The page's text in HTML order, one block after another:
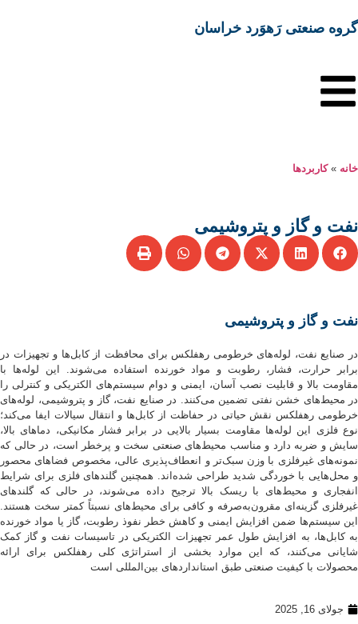
گروه صنعتی رَهوَرد خراسان
خانه »کاربردها
نفت و گاز و پتروشیمی
نفت و گاز و پتروشیمی
در صنایع نفت، لوله‌های خرطومی رهفلکس برای محافظت از کابل‌ها و تجهیزات در
برابر حرارت، فشار، رطوبت و مواد خورنده استفاده می‌شوند. این لوله‌ها با
مقاومت بالا و قابلیت نصب آسان، ایمنی و دوام سیستم‌های الکتریکی و کنترلی را
در محیط‌های خشن نفتی تضمین می‌کنند. در صنایع نفت، گاز و پتروشیمی، لوله‌های
خرطومی رهفلکس نقش حیاتی در حفاظت از کابل‌ها و انتقال سیالات ایفا می‌کند؛
نوع فلزی این لوله‌ها مقاومت بسیار بالایی در برابر فشار مکانیکی، دماهای بالا،
سایش و ضربه دارد و مناسب محیط‌های صنعتی سخت و پرخطر است، در حالی که
نمونه‌های غیرفلزی با وزن سبک‌تر و انعطاف‌پذیری عالی، مخصوص فضاهای محصور
و محل‌هایی با خوردگی شدید طراحی شده‌اند. همچنین گلندهای فلزی برای شرایط
انفجاری و محیط‌های با ریسک بالا ترجیح داده می‌شوند، در حالی که گلندهای
غیر‌فلزی گزینه‌ای مقرون‌به‌صرفه و کافی برای محیط‌های نسبتاً کمتر سخت هستند.
این سیستم‌ها ضمن افزایش ایمنی و کاهش خطر نفوذ رطوبت، گاز یا مواد خورنده
به کابل‌ها، به افزایش طول عمر تجهیزات الکتریکی در تاسیسات نفت و گاز کمک
شایانی می‌کنند، که این موارد بخشی از استراتژی کلی رهفلکس برای ارائه
محصولات با کیفیت صنعتی طبق استانداردهای بین‌المللی است
جولای 16, 2025